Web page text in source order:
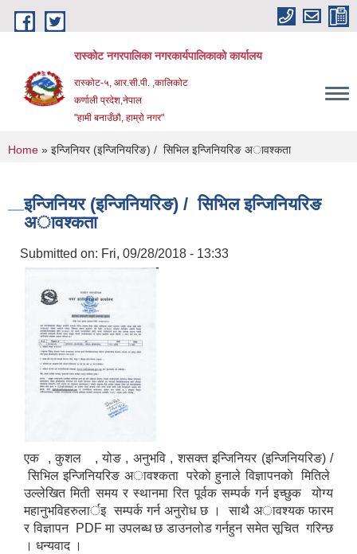
Skip to main content
रास्कोट नगरपालिका नगरकार्यपालिकाको कार्यालय
रास्कोट-५, आर.सी.पी. ,कालिकोट
कर्णाली प्रदेश,नेपाल
"हामी बनाउँछौ, हाम्रो नगर"
You are here
Home » इन्जिनियर (इन्जिनियरिङ) / सिभिल इन्जिनियरिङ अावश्कता
इन्जिनियर (इन्जिनियरिङ) / सिभिल इन्जिनियरिङ
अावश्कता
Submitted on: Fri, 09/28/2018 - 13:33
एक , कुशल , योङ , अनुभवि , शसक्त इन्जिनियर (इन्जिनियरिङ) /
सिभिल इन्जिनियरिङ अावश्कता परेकाे हुनाले विज्ञापनकाे मितिले
उल्लेखित मिती समय र स्थानमा रित पूर्वक सम्पर्क गर्न इच्छुक योग्य
महानुभविहरुलार्इ सम्पर्क गर्न अनुराेध छ । साथै अावश्यक फारम
र विज्ञापन PDF मा उपलब्ध छ डाउनलोड गर्नहुन समेत सूचित गरिन्छ
। धन्यवाद ।